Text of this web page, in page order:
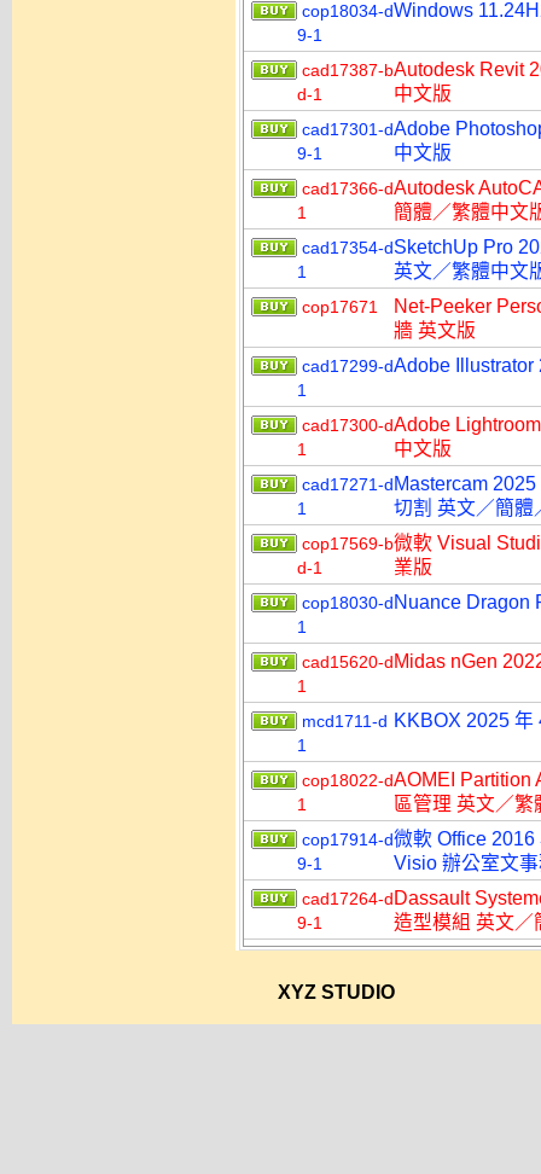
cop18034-d
9-1
Windows
cad17387-b
d-1
Autodesk Revit
中文版
cad17301-d
9-1
Adobe
中文版
cad17366-d
1
Autodesk
簡體／繁體中文
cad17354-d
1
SketchUp Pro
英文／繁體中文
cop17671
Net-Peeker
牆 英文版
cad17299-d
1
Adobe Illustrator
cad17300-d
1
Adobe
中文版
cad17271-d
1
Mastercam
切割 英文／簡體
cop17569-b
d-1
微軟 Visual
業版
cop18030-d
1
Nuance Dragon
cad15620-d
1
Midas nGen
mcd1711-d
1
KKBOX 2025 年
cop18022-d
1
AOMEI Partition
區管理 英文／繁
cop17914-d
9-1
微軟 Office
Visio 辦公室文
cad17264-d
9-1
Dassault
造型模組 英文／
XYZ STUDIO